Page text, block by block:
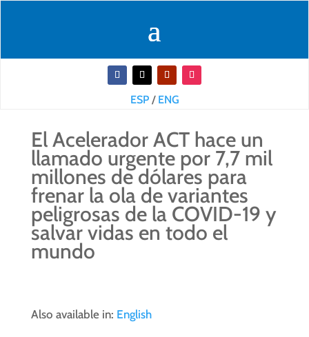
ESP/ ENG
El Acelerador ACT hace un
llamado urgente por 7,7 mil
millones de dólares para
frenar la ola de variantes
peligrosas de la COVID-19 y
salvar vidas en todo el
mundo
Also available in: English